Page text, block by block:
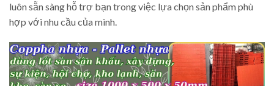
luôn sẵn sàng hỗ trợ bạn trong việc lựa chọn sản phẩm phù
hợp với nhu cầu của mình.